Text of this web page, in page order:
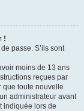
!
passe. S’ils sont
moins de 13 ans
reçues par
que toute nouvelle
administrateur avant
indiquée lors de